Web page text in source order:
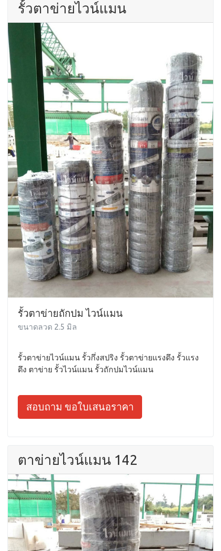
รั้วตาข่ายไวน์แมน
รั้วตาข่ายถักปม ไวน์แมน
ขนาดลวด 2.5 มิล
รั้วตาข่ายไวน์แมน รั้วกึ่งสปริง รั้วตาข่ายแรงดึง รั้วแรง
ดึง ตาข่าย รั้วไวน์แมน รั้วถักปมไวน์แมน
สอบถาม ขอใบเสนอราคา
ตาข่ายไวน์แมน 142